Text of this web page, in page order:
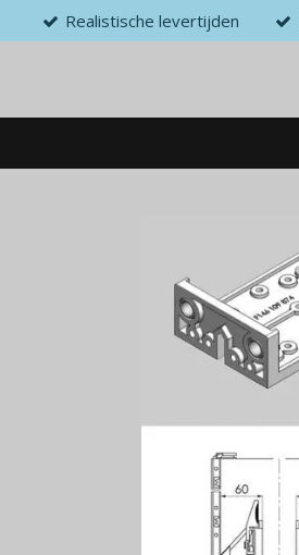
direct
hoofdinhoud
Realistische levertijden